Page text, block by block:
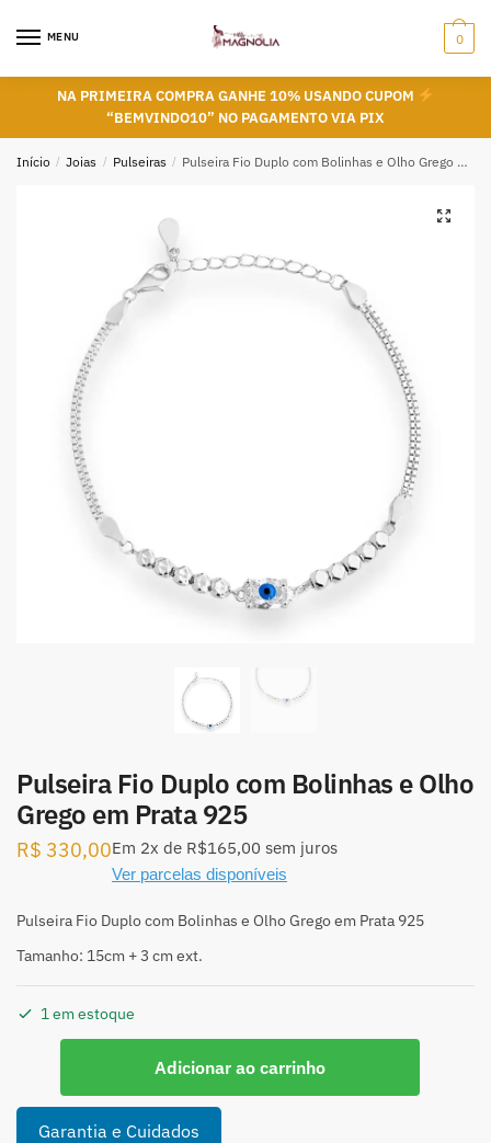
MENU 0
NA PRIMEIRA COMPRA GANHE 10% USANDO CUPOM
“BEMVINDO10” NO PAGAMENTO VIA PIX
Início / Joias / Pulseiras / Pulseira Fio Duplo com Bolinhas e Olho Grego em Prata 925
Pulseira Fio Duplo com Bolinhas e Olho
Grego em Prata 925
R$ 330,00Em 2x de R$165,00 sem juros
Ver parcelas disponíveis
Pulseira Fio Duplo com Bolinhas e Olho Grego em Prata 925
Tamanho: 15cm + 3 cm ext.
1 em estoque
Duplo
com
Adicionar ao carrinho
Garantia e Cuidados